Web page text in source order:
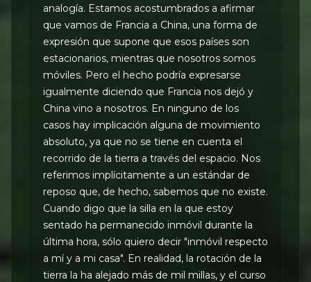
analogía. Estamos acostumbrados a afirmar
que vamos de Francia a China, una forma de
expresión que supone que esos países son
estacionarios, mientras que nosotros somos
móviles. Pero el hecho podría expresarse
igualmente diciendo que Francia nos dejó y
China vino a nosotros. En ninguno de los
casos hay implicación alguna de movimiento
absoluto, ya que no se tiene en cuenta el
recorrido de la tierra a través del espacio. Nos
referimos implícitamente a un estándar de
reposo que, de hecho, sabemos que no existe.
Cuando digo que la silla en la que estoy
sentado ha permanecido inmóvil durante la
última hora, sólo quiero decir "inmóvil respecto
a mí y a mi casa". En realidad, la rotación de la
tierra la ha alejado más de mil millas, y el curso